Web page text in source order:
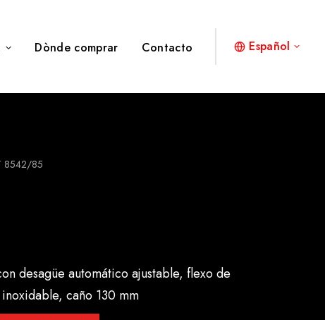
Dònde comprar Contacto Español
8542/85
desagüe automático ajustable, flexo de
caño 130 mm